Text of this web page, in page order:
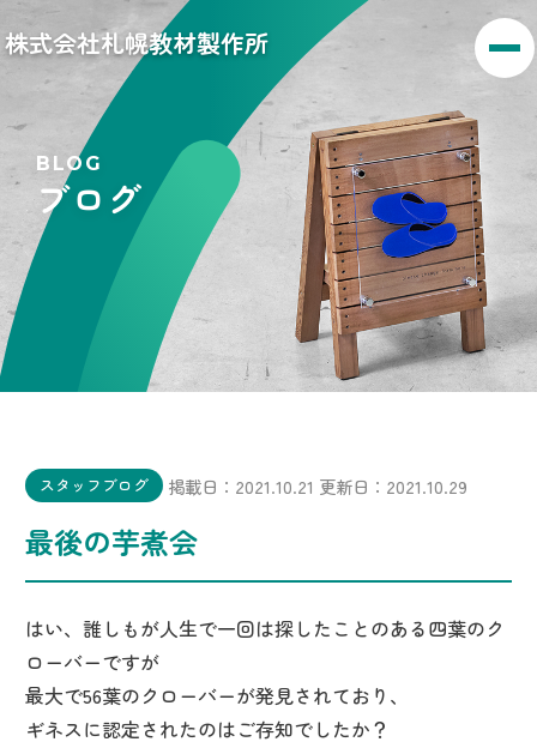
株式会社札幌教材製作所
BLOG
ブログ
スタッフブログ 掲載日：2021.10.21 更新日：2021.10.29
最後の芋煮会
はい、誰しもが人生で一回は探したことのある四葉のク
ローバーですが
最大で56葉のクローバーが発見されており、
ギネスに認定されたのはご存知でしたか？